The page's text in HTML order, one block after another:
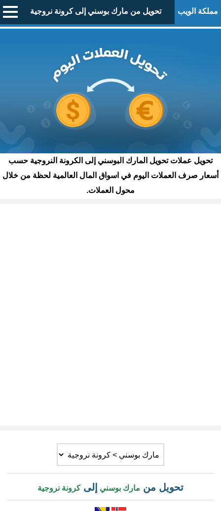
مملكة الويب تحويل من مارك بوسني إلى كرونة نروجية
تحويل عملات تحويل المارك البوسني إلى الكرونة النروجية حسب
أسعار صرف العملات اليوم في اسواق المال العالمية لحظة من خلال
محول العملات.
تحويل من مارك بوسني إلىكرونة نروجية